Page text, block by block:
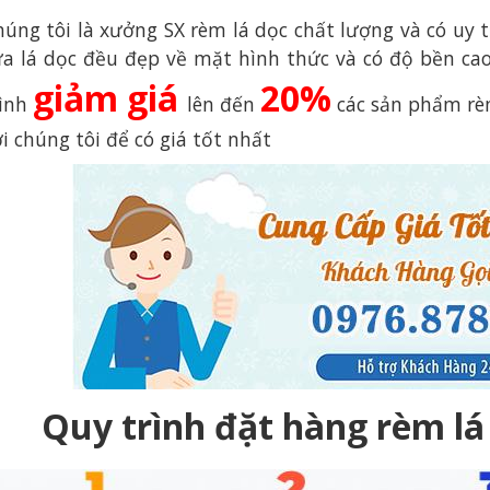
tôi là xưởng SX rèm lá dọc chất lượng và có
lá dọc đều đẹp về mặt hình thức và có độ bền
giảm giá lên đến 20% các sản phẩm
chúng tôi để có giá tốt nhất
Quy trình đặt hàng rèm